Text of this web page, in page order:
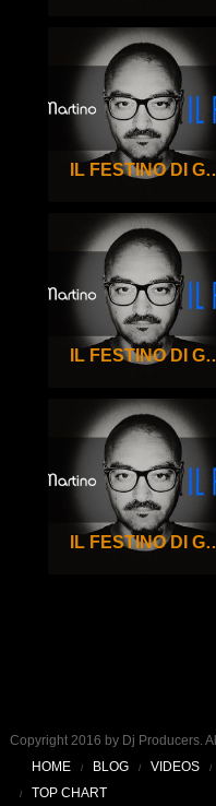
IL FESTINO DI GIGI
IL FESTINO DI GIGI
IL FESTINO DI GIGI
Copyright 2016 by Dj Producers.
HOME
BLOG VIDEOS
TOP CHART